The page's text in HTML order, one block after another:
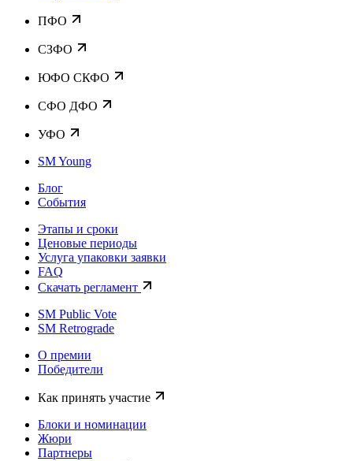
ПФО
СЗФО
ЮФО СКФО
CФО ДФО
УФО
SM Young
Блог
События
Этапы и сроки
Ценовые периоды
Услуга упаковки заявки
FAQ
Скачать регламент
SM Public Vote
SM Retrograde
О премии
Победители
Как принять участие
Блоки и номинации
Жюри
Партнеры